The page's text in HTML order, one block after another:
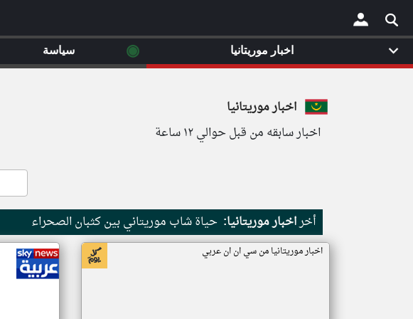
×
اخبار موريتانيا
اخبار سابقه من قبل حوالي ١٢ ساعة
أخراخبار موريتانيا: حياة شاب موريتاني بين كثبان الصحراء
اخبار موريتانيا من سي ان ان عربي
اخبار موريتانيا ◉ سياسة